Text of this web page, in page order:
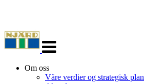
navigasjon
Om oss
Våre verdier og strategisk plan